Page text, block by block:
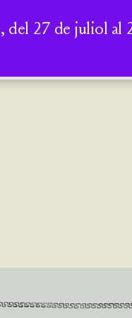
27 de juliol al